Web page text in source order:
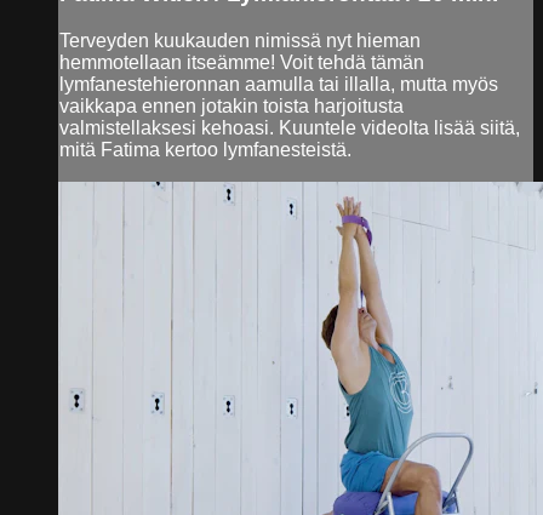
Terveyden kuukauden nimissä nyt hieman
hemmotellaan itseämme! Voit tehdä tämän
lymfanestehieronnan aamulla tai illalla, mutta myös
vaikkapa ennen jotakin toista harjoitusta
valmistellaksesi kehoasi. Kuuntele videolta lisää siitä,
mitä Fatima kertoo lymfanesteistä.